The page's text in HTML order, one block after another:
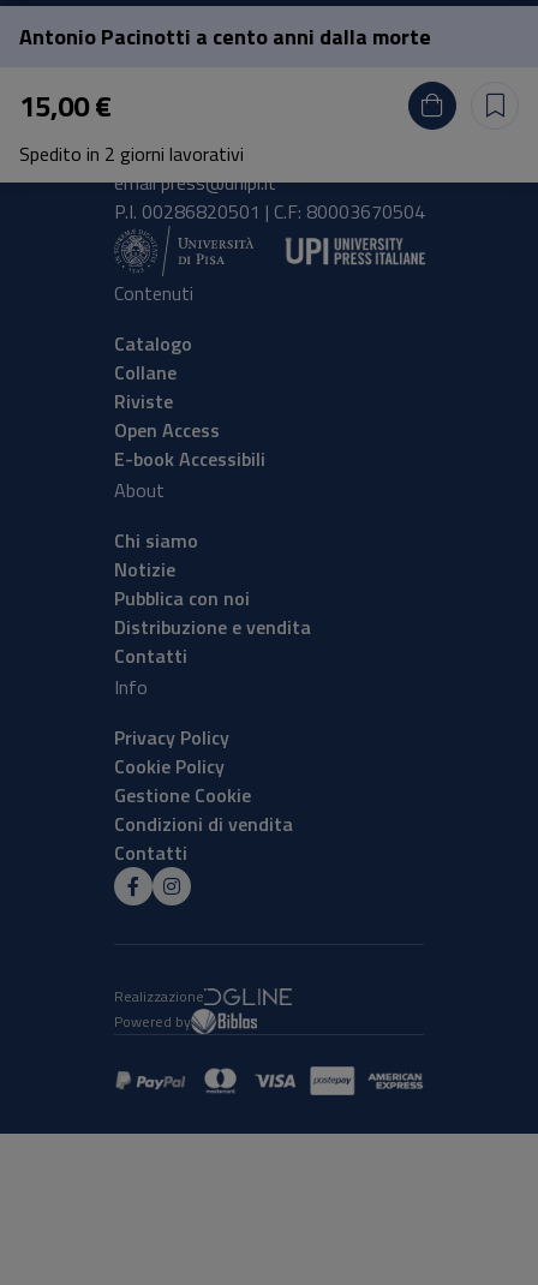
Antonio Pacinotti a cento anni dalla morte
15,00 €
Spedito in 2 giorni lavorativi
Pisa University Press
Lungarno Pacinotti 43/44 56126 Pisa
tel.+39 050 2212056
emailpress@unipi.it
P.I. 00286820501 | C.F: 80003670504
Contenuti
Catalogo
Collane
Riviste
Open Access
E-book Accessibili
About
Chi siamo
Notizie
Pubblica con noi
Distribuzione e vendita
Contatti
Info
Privacy Policy
Cookie Policy
Gestione Cookie
Condizioni di vendita
Contatti
Realizzazione
Powered by